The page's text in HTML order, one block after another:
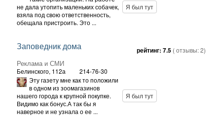
не дала утопить маленьких собачек,
взяла под свою ответственность,
обещала пристроить. Это ...
Я был тут
Заповедник дома
Реклама и СМИ
Белинского, 112а 214-76-30
рейтинг: 7.5 ( отзывы:2)
Эту газету мне как то положили
в одном из зоомагазинов
нашего города к крупной покупке.
Видимо как бонус.А так бы я
наверное и не узнала о ее ...
Я был тут